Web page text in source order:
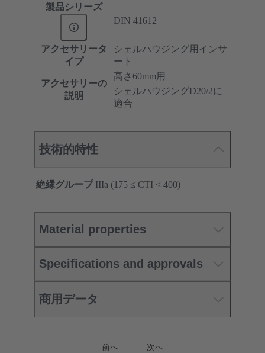
製品シリーズ
DIN 41612
アクセサリータ
イプ
シェルハウジング用インサ
ート
アクセサリーの
説明
高さ60mm用
シェルハウジングD20/2に
適合
技術的特性
絶縁グループ IIIa (175 ≤ CTI < 400)
Material properties
Specifications and approvals
商用データ
前へ 次へ